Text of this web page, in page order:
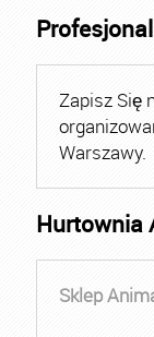
Zapisz Się
Warszawy.
Hurtownia
Sklep